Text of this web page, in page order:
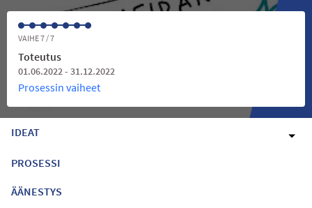
VAIHE 7 / 7
Toteutus
01.06.2022 - 31.12.2022
Prosessin vaiheet
IDEAT
PROSESSI
ÄÄNESTYS